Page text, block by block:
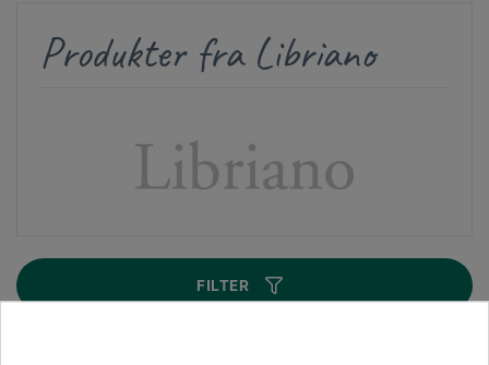
Produkter fra Libriano
FILTER